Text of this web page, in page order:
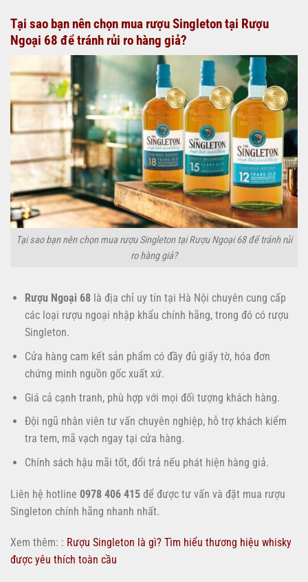
Tại sao bạn nên chọn mua rượu Singleton tại Rượu
Ngoại 68 để tránh rủi ro hàng giả?
Tại sao bạn nên chọn mua rượu Singleton tại Rượu Ngoại 68 để tránh rủi
ro hàng giả?
Rượu Ngoại 68là địa chỉ uy tín tại Hà Nội chuyên cung cấp
các loại rượu ngoại nhập khẩu chính hãng, trong đó có rượu
Singleton.
Cửa hàng cam kết sản phẩm có đầy đủ giấy tờ, hóa đơn
chứng minh nguồn gốc xuất xứ.
Giá cả cạnh tranh, phù hợp với mọi đối tượng khách hàng.
Đội ngũ nhân viên tư vấn chuyên nghiệp, hỗ trợ khách kiểm
tra tem, mã vạch ngay tại cửa hàng.
Chính sách hậu mãi tốt, đổi trả nếu phát hiện hàng giả.
Liên hệ hotline 0978 406 415 để được tư vấn và đặt mua rượu
Singleton chính hãng nhanh nhất.
Xem thêm: : Rượu Singleton là gì? Tìm hiểu thương hiệu whisky
được yêu thích toàn cầu